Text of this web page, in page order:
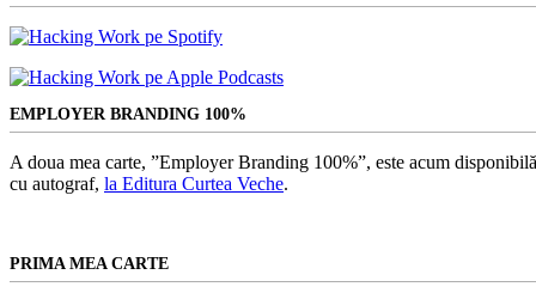
EMPLOYER BRANDING 100%
A doua mea carte, ”Employer Branding 100%”, este acum
cu autograf, la Editura Curtea Veche.
PRIMA MEA CARTE